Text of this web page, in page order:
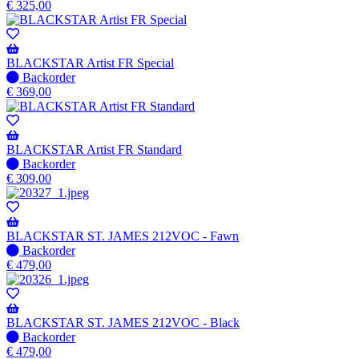
voorraad
€ 325,00
BLACKSTAR Artist FR Special
Niet
op
voorraad
-
Wordt
verzonden
wanneer
beschikbaar
Backorder
€ 369,00
BLACKSTAR Artist FR Standard
Niet
op
voorraad
-
Wordt
verzonden
wanneer
beschikbaar
Backorder
€ 309,00
BLACKSTAR ST. JAMES 212VOC - Fawn
Niet
op
voorraad
-
Wordt
verzonden
wanneer
beschikbaar
Backorder
€ 479,00
BLACKSTAR ST. JAMES 212VOC - Black
Niet
op
Backorder
€ 479,00